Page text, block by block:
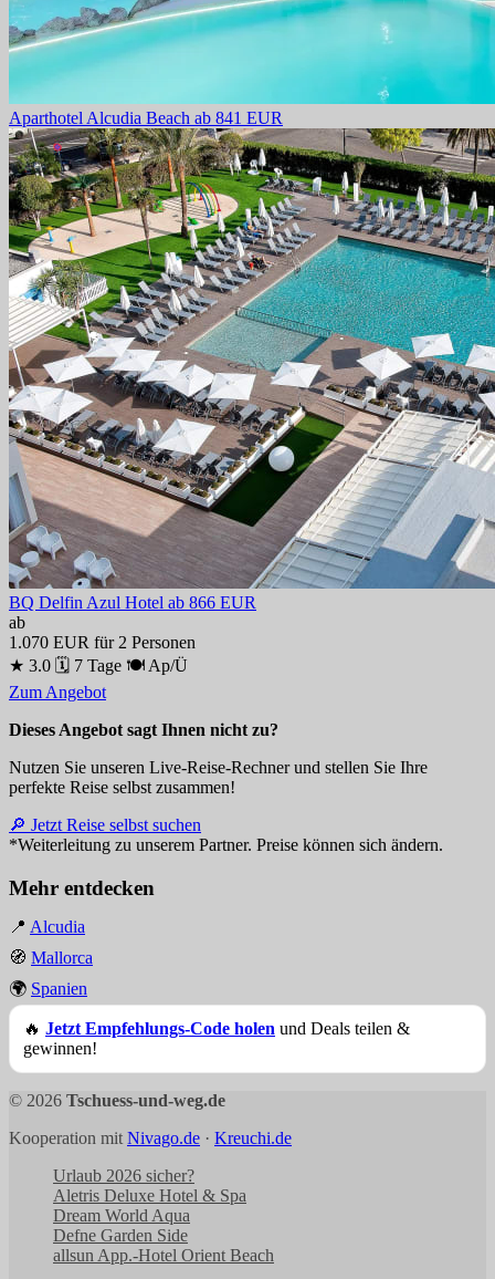
Aparthotel Alcudia Beach ab 841 EUR
BQ Delfin Azul Hotel ab 866 EUR
ab
1.070 EUR für 2 Personen
★ 3.0 🗓 7 Tage 🍽 Ap/Ü
Zum Angebot
Dieses Angebot sagt Ihnen nicht zu?
Nutzen Sie unseren Live-Reise-Rechner und stellen Sie Ihre
perfekte Reise selbst zusammen!
🔎 Jetzt Reise selbst suchen
*Weiterleitung zu unserem Partner. Preise können sich ändern.
Mehr entdecken
📍 Alcudia
🧭 Mallorca
🌍 Spanien
🔥 Jetzt Empfehlungs-Code holen und Deals teilen &
gewinnen!
© 2026 Tschuess-und-weg.de
Kooperation mit Nivago.de · Kreuchi.de
Urlaub 2026 sicher?
Aletris Deluxe Hotel & Spa
Dream World Aqua
Defne Garden Side
allsun App.-Hotel Orient Beach